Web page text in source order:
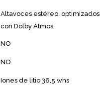
Altavoces estéreo, optimizados
con Dolby Atmos
NO
NO
Iones de litio 36,5 whs